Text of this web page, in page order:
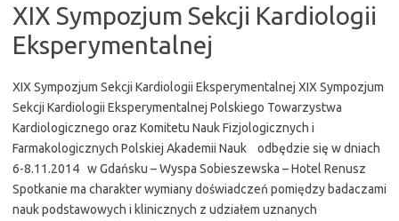
XIX Sympozjum Sekcji Kardiologii
Eksperymentalnej
XIX Sympozjum Sekcji Kardiologii Eksperymentalnej XIX Sympozjum
Sekcji Kardiologii Eksperymentalnej Polskiego Towarzystwa
Kardiologicznego oraz Komitetu Nauk Fizjologicznych i
Farmakologicznych Polskiej Akademii Nauk odbędzie się w dniach
6-8.11.2014 w Gdańsku – Wyspa Sobieszewska – Hotel Renusz
Spotkanie ma charakter wymiany doświadczeń pomiędzy badaczami
nauk podstawowych i klinicznych z udziałem uznanych